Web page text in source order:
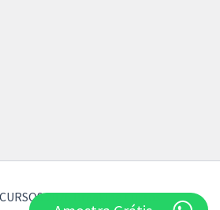
2026 Breaking Cursos